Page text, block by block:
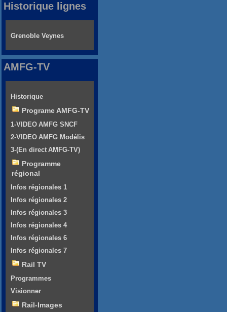
Historique lignes
Grenoble Veynes
AMFG-TV
Historique
Programe AMFG-TV
1-VIDEO AMFG SNCF
2-VIDEO AMFG Modélis
3-(En direct AMFG-TV)
Programme
régional
Infos régionales 1
Infos régionales 2
Infos régionales 3
Infos régionales 4
Infos régionales 6
Infos régionales 7
Rail TV
Programmes
Visionner
Rail-Images